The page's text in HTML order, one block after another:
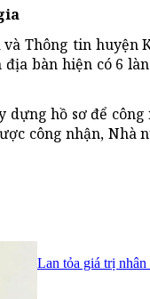
Thông tin
bàn hiện có 6
hồ sơ để
công nhận,
Lan tỏa giá trị